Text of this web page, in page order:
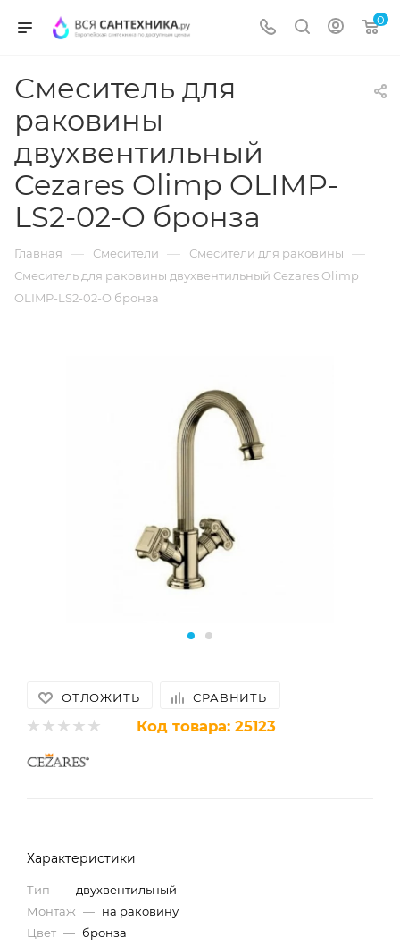
0
Смеситель для
раковины
двухвентильный
Cezares Olimp OLIMP-
LS2-02-O бронза
Главная — Смесители — Смесители для раковины —
Смеситель для раковины двухвентильный Cezares Olimp
OLIMP-LS2-02-O бронза
ОТЛОЖИТЬ СРАВНИТЬ
Код товара: 25123
Характеристики
Тип — двухвентильный
Монтаж — на раковину
Цвет — бронза